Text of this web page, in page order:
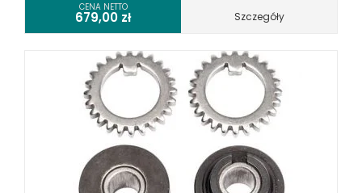
CENA NETTO
679,00 zł Szczegóły